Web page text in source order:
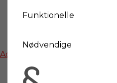
Activate functional cookies
Funktionelle
Nødvendige